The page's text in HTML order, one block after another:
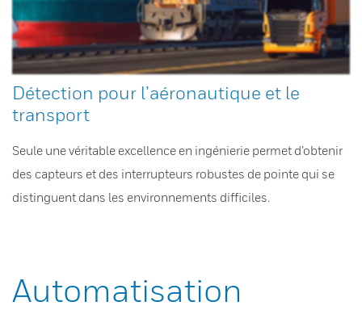
Détection pour l’aéronautique et le
transport
Seule une véritable excellence en ingénierie permet d’obtenir
des capteurs et des interrupteurs robustes de pointe qui se
distinguent dans les environnements difficiles.
Automatisation